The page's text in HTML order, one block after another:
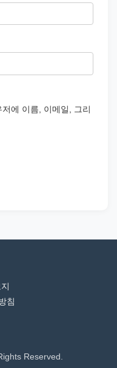
에 이름, 이메일, 그리
침
Reserved.